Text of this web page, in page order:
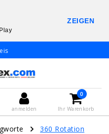
anmelden
0
Ihr Warenkorb
360 Rotation
ZEIGEN